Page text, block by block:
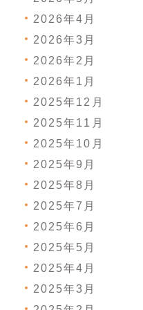
2026年4月
2026年3月
2026年2月
2026年1月
2025年12月
2025年11月
2025年10月
2025年9月
2025年8月
2025年7月
2025年6月
2025年5月
2025年4月
2025年3月